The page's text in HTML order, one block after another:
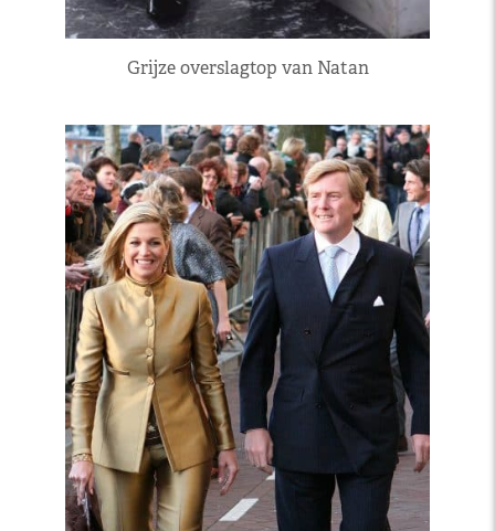
Grijze overslagtop van Natan